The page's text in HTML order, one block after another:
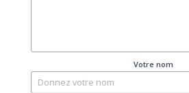
Votre nom